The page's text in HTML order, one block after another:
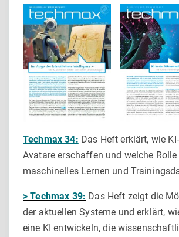
Techmax 34: Das Heft erklärt, wie
Avatare erschaffen und welche Rolle
maschinelles Lernen und
> Techmax 39: Das Heft zeigt die
der aktuellen Systeme und erklärt,
eine KI entwickeln, die